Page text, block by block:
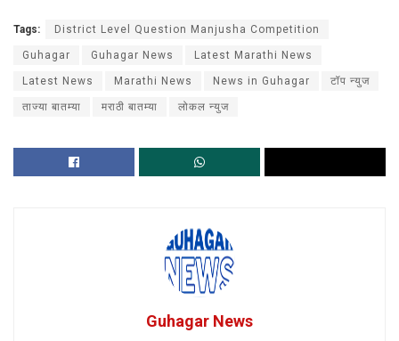
Tags: District Level Question Manjusha Competition
Guhagar Guhagar News Latest Marathi News
Latest News Marathi News News in Guhagar टॉप न्युज
ताज्या बातम्या मराठी बातम्या लोकल न्युज
Guhagar News